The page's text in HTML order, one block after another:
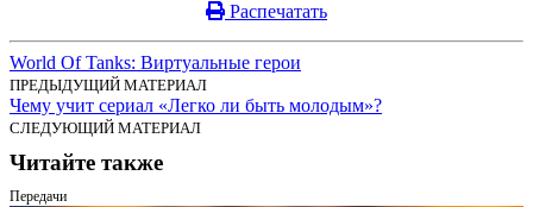
Распечатать
World Of Tanks: Виртуальные герои
ПРЕДЫДУЩИЙ МАТЕРИАЛ
Чему учит сериал «Легко ли быть молодым»?
СЛЕДУЮЩИЙ МАТЕРИАЛ
Читайте также
Передачи